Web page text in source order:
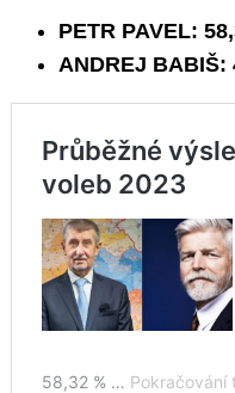
PETR PAVEL:
ANDREJ BABIŠ: